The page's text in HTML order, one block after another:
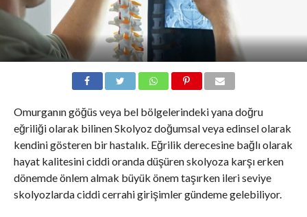
Omurganın göğüs veya bel bölgelerindeki yana doğru
eğriliği olarak bilinen Skolyoz doğumsal veya edinsel olarak
kendini gösteren bir hastalık. Eğrilik derecesine bağlı olarak
hayat kalitesini ciddi oranda düşüren skolyoza karşı erken
dönemde önlem almak büyük önem taşırken ileri seviye
skolyozlarda ciddi cerrahi girişimler gündeme gelebiliyor.